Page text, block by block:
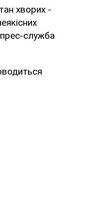
хворих -
служба